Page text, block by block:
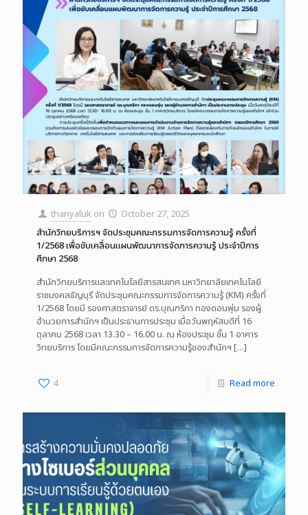
thanyaluk on
October 27, 2025
สำนักวิทยบริการฯ จัดประชุมคณะกรรมการจัดการความรู้ ครั้งที่
1/2568 เพื่อขับเคลื่อนแผนพัฒนาการจัดการความรู้ ประจำปีการ
ศึกษา 2568
สำนักวิทยบริการและเทคโนโลยีสารสนเทศ มหาวิทยาลัยเทคโนโลยี
ราชมงคลธัญบุรี จัดประชุมคณะกรรมการจัดการความรู้ (KM) ครั้งที่
1/2568 โดยมี รองศาสตราจารย์ ดร.บุณฑริกา ทองดอนพุ่ม รองผู้
อำนวยการสำนักฯ เป็นประธานการประชุม เมื่อวันพฤหัสบดีที่ 16
ตุลาคม 2568 เวลา 13.30 – 16.00 น. ณ ห้องประชุม ชั้น 1 อาคาร
วิทยบริการ โดยมีคณะกรรมการจัดการความรู้ของสำนักฯ […]
4 Read more